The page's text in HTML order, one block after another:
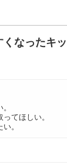
なったキ
てほしい。
。